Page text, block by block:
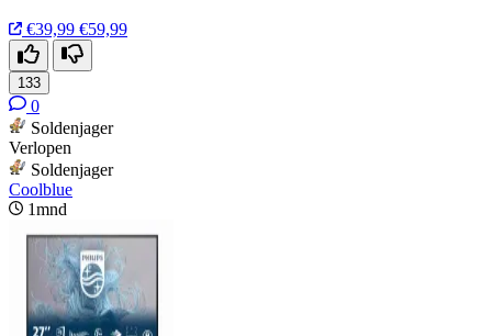
€39,99 €59,99
133
0
Soldenjager
Verlopen
Soldenjager
Coolblue
1mnd